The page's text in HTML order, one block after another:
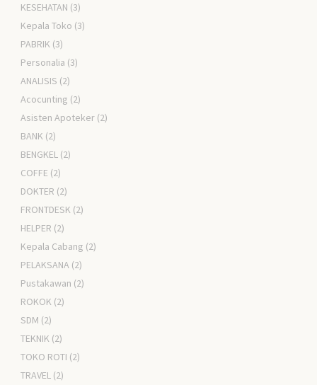
KESEHATAN (3)
Kepala Toko (3)
PABRIK (3)
Personalia (3)
ANALISIS (2)
Acocunting (2)
Asisten Apoteker (2)
BANK (2)
BENGKEL (2)
COFFE (2)
DOKTER (2)
FRONTDESK (2)
HELPER (2)
Kepala Cabang (2)
PELAKSANA (2)
Pustakawan (2)
ROKOK (2)
SDM (2)
TEKNIK (2)
TOKO ROTI (2)
TRAVEL (2)